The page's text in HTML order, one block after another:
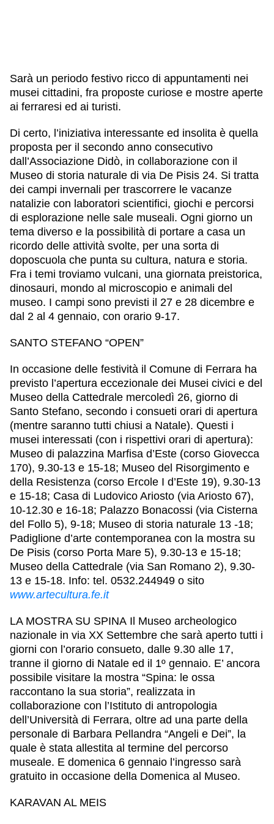
Sarà un periodo festivo ricco di appuntamenti nei
musei cittadini, fra proposte curiose e mostre aperte
ai ferraresi ed ai turisti.
Di certo, l’iniziativa interessante ed insolita è quella
proposta per il secondo anno consecutivo
dall’Associazione Didò, in collaborazione con il
Museo di storia naturale di via De Pisis 24. Si tratta
dei campi invernali per trascorrere le vacanze
natalizie con laboratori scientifici, giochi e percorsi
di esplorazione nelle sale museali. Ogni giorno un
tema diverso e la possibilità di portare a casa un
ricordo delle attività svolte, per una sorta di
doposcuola che punta su cultura, natura e storia.
Fra i temi troviamo vulcani, una giornata preistorica,
dinosauri, mondo al microscopio e animali del
museo. I campi sono previsti il 27 e 28 dicembre e
dal 2 al 4 gennaio, con orario 9-17.
SANTO STEFANO “OPEN”
In occasione delle festività il Comune di Ferrara ha
previsto l’apertura eccezionale dei Musei civici e del
Museo della Cattedrale mercoledì 26, giorno di
Santo Stefano, secondo i consueti orari di apertura
(mentre saranno tutti chiusi a Natale). Questi i
musei interessati (con i rispettivi orari di apertura):
Museo di palazzina Marfisa d’Este (corso Giovecca
170), 9.30-13 e 15-18; Museo del Risorgimento e
della Resistenza (corso Ercole I d’Este 19), 9.30-13
e 15-18; Casa di Ludovico Ariosto (via Ariosto 67),
10-12.30 e 16-18; Palazzo Bonacossi (via Cisterna
del Follo 5), 9-18; Museo di storia naturale 13 -18;
Padiglione d’arte contemporanea con la mostra su
De Pisis (corso Porta Mare 5), 9.30-13 e 15-18;
Museo della Cattedrale (via San Romano 2), 9.30-
13 e 15-18. Info: tel. 0532.244949 o sito
www.artecultura.fe.it
LA MOSTRA SU SPINA Il Museo archeologico
nazionale in via XX Settembre che sarà aperto tutti i
giorni con l’orario consueto, dalle 9.30 alle 17,
tranne il giorno di Natale ed il 1º gennaio. E’ ancora
possibile visitare la mostra “Spina: le ossa
raccontano la sua storia”, realizzata in
collaborazione con l’Istituto di antropologia
dell’Università di Ferrara, oltre ad una parte della
personale di Barbara Pellandra “Angeli e Dei”, la
quale è stata allestita al termine del percorso
museale. E domenica 6 gennaio l’ingresso sarà
gratuito in occasione della Domenica al Museo.
KARAVAN AL MEIS